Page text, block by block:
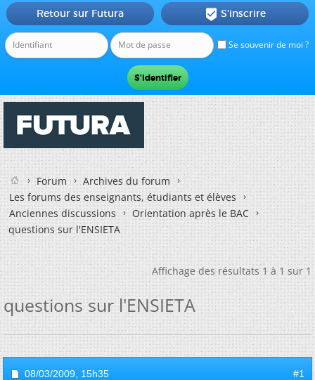
Se souvenir de moi ?
Retour sur Futura  S'inscrire
Forum
Archives du forum
Les forums des enseignants, étudiants et élèves
Anciennes discussions
Orientation après le BAC
questions sur l'ENSIETA
Affichage des résultats 1 à 1 sur 1
questions sur l'ENSIETA
08/03/2009, 15h35 #1